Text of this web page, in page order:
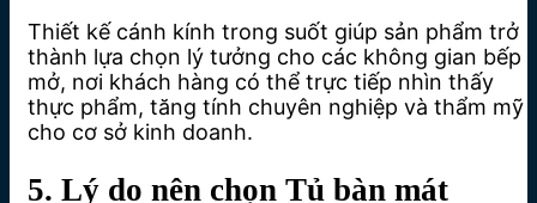
Thiết kế cánh kính trong suốt giúp sản phẩm trở
thành lựa chọn lý tưởng cho các không gian bếp
mở, nơi khách hàng có thể trực tiếp nhìn thấy
thực phẩm, tăng tính chuyên nghiệp và thẩm mỹ
cho cơ sở kinh doanh.
5. Lý do nên chọn Tủ bàn mát